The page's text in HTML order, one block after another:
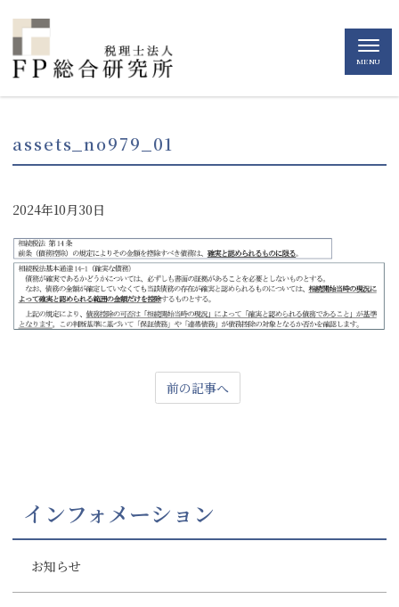
MENU
assets_no979_01
2024年10月30日
前の記事へ
インフォメーション
お知らせ